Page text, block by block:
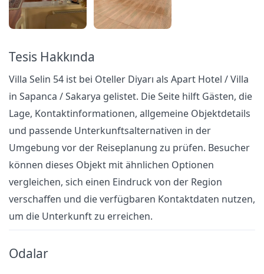
Tesis Hakkında
Villa Selin 54 ist bei Oteller Diyarı als Apart Hotel / Villa
in Sapanca / Sakarya gelistet. Die Seite hilft Gästen, die
Lage, Kontaktinformationen, allgemeine Objektdetails
und passende Unterkunftsalternativen in der
Umgebung vor der Reiseplanung zu prüfen. Besucher
können dieses Objekt mit ähnlichen Optionen
vergleichen, sich einen Eindruck von der Region
verschaffen und die verfügbaren Kontaktdaten nutzen,
um die Unterkunft zu erreichen.
Odalar